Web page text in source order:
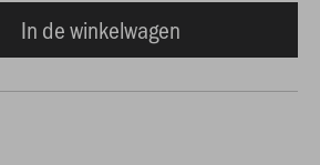
In de winkelwagen